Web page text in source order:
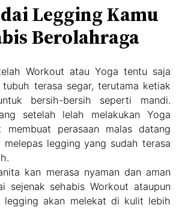
Legging Kamu
Berolahraga
Workout atau Yoga tentu saja
tubuh terasa segar, terutama ketiak
bersih-bersih seperti mandi.
setelah lelah melakukan Yoga
perasaan malas datang
melepas legging yang sudah terasa
kan merasa nyaman dan aman
sejenak sehabis Workout ataupun
legging akan melekat di kulit lebih